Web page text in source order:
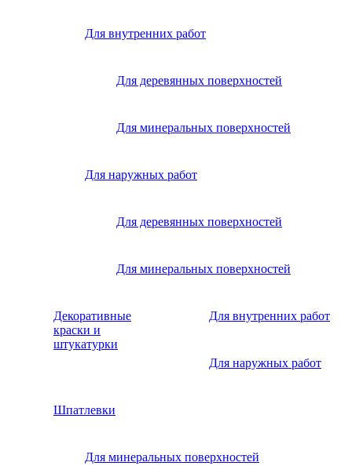
Для внутренних работ
Для деревянных поверхностей
Для минеральных поверхностей
Для наружных работ
Для деревянных поверхностей
Для минеральных поверхностей
Декоративные
краски и
штукатурки
Для внутренних работ
Для наружных работ
Шпатлевки
Для минеральных поверхностей